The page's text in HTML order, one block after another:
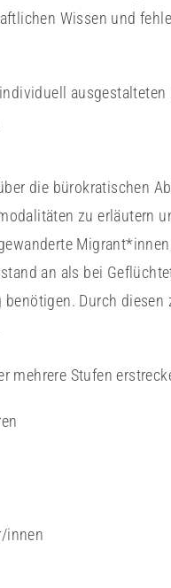
Wissen und
ausgestalteten
die bürokratischen
zu erläutern
an als bei
Durch
mehrere Stufen
innen